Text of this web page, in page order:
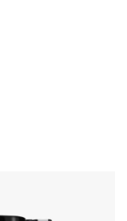
menor